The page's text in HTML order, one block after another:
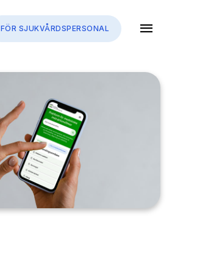
FÖR SJUKVÅRDSPERSONAL menu